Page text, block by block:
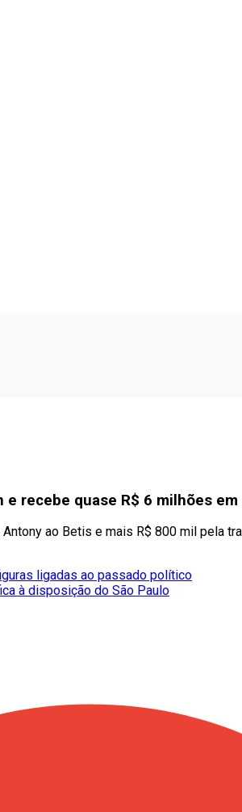
recebe quase R$ 6 milhões em
ao Betis e mais R$ 800 mil pela
ligadas ao passado político
à disposição do São Paulo